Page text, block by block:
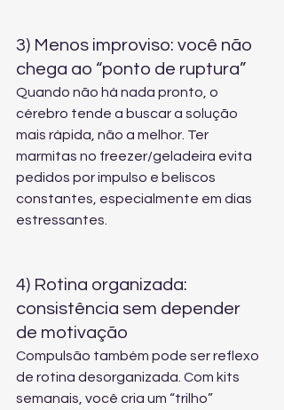
3) Menos improviso: você não
chega ao “ponto de ruptura”
Quando não há nada pronto, o
cérebro tende a buscar a solução
mais rápida, não a melhor. Ter
marmitas no freezer/geladeira evita
pedidos por impulso e beliscos
constantes, especialmente em dias
estressantes.
4) Rotina organizada:
consistência sem depender
de motivação
Compulsão também pode ser reflexo
de rotina desorganizada. Com kits
semanais, você cria um “trilho”